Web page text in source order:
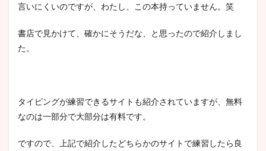
言いにくいのですが、わたし、この本持っていません。笑
書店で見かけて、確かにそうだな、と思ったので紹介しまし
た。
タイピングが練習できるサイトも紹介されていますが、無料
なのは一部分で大部分は有料です。
ですので、上記で紹介したどちらかのサイトで練習したら良